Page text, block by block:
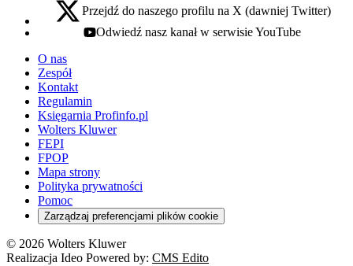
x - otwiera się w nowej karcie
Przejdź do naszego profilu na X (dawniej Twitter)
youtube - otwiera się w nowej karcie
Odwiedź nasz kanał w serwisie YouTube
O nas
Zespół
Kontakt
Regulamin
Księgarnia Profinfo.pl
Wolters Kluwer
FEPI
FPOP
Mapa strony
Polityka prywatności
Pomoc
Zarządzaj preferencjami plików cookie
© 2026 Wolters Kluwer
Realizacja Ideo Powered by: CMS Edito